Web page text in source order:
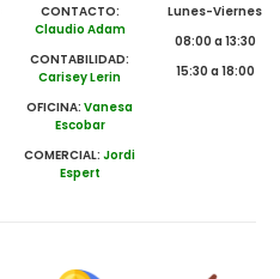
CONTACTO:
Claudio Adam
CONTABILIDAD:
Carisey Lerin
OFICINA:Vanesa
Escobar
COMERCIAL:Jordi
Espert
Lunes-Viernes
08:00 a 13:30
15:30 a 18:00